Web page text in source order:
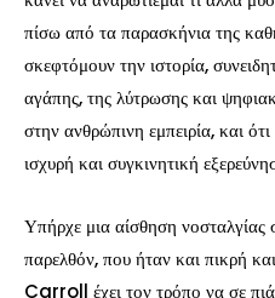
πίσω από τα παρασκήνια της
σκεφτόμουν την ιστορία,
αγάπης, της λύτρωσης και
στην ανθρώπινη εμπειρία, και
ισχυρή και συγκινητική
Υπήρχε μια αίσθηση νοσταλγίας
παρελθόν, που ήταν και πικρή
Carroll έχει τον τρόπο να σε